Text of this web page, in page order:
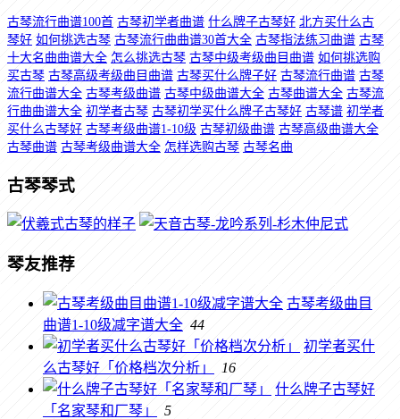
古琴流行曲谱100首 古琴初学者曲谱 什么牌子古琴好 北方买什么古
琴好 如何挑选古琴 古琴流行曲曲谱30首大全 古琴指法练习曲谱 古琴
十大名曲曲谱大全 怎么挑选古琴 古琴中级考级曲目曲谱 如何挑选购
买古琴 古琴高级考级曲目曲谱 古琴买什么牌子好 古琴流行曲谱 古琴
流行曲谱大全 古琴考级曲谱 古琴中级曲谱大全 古琴曲谱大全 古琴流
行曲曲谱大全 初学者古琴 古琴初学买什么牌子古琴好 古琴谱 初学者
买什么古琴好 古琴考级曲谱1-10级 古琴初级曲谱 古琴高级曲谱大全
古琴曲谱 古琴考级曲谱大全 怎样选购古琴 古琴名曲
古琴琴式
琴友推荐
古琴考级曲目
曲谱1-10级减字谱大全 44
初学者买什
么古琴好「价格档次分析」
16
什么牌子古琴好
「名家琴和厂琴」
5